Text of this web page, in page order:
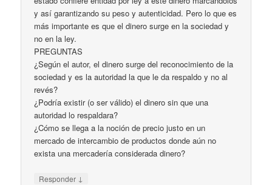
y así garantizando su peso y autenticidad. Pero lo que es
más importante es que el dinero surge en la sociedad y
no en la ley.
PREGUNTAS
¿Según el autor, el dinero surge del reconocimiento de la
sociedad y es la autoridad la que le da respaldo y no al
revés?
¿Podría existir (o ser válido) el dinero sin que una
autoridad lo respaldara?
¿Cómo se llega a la noción de precio justo en un
mercado de intercambio de productos donde aún no
exista una mercadería considerada dinero?
Responder ↓